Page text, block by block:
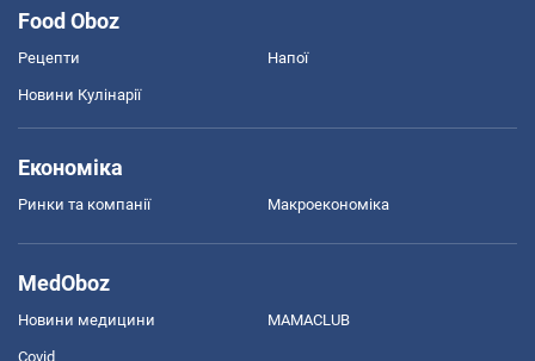
Food Oboz
Рецепти Напої
Новини Кулінарії
Економіка
Ринки та компанії Макроекономіка
MedOboz
Новини медицини MAMACLUB
Covid